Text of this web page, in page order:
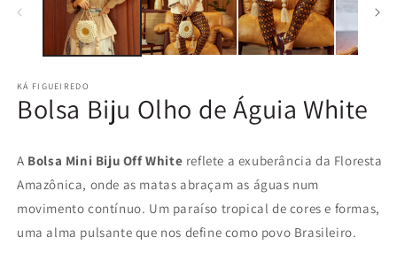
modal
KÁ FIGUEIREDO
Bolsa Biju Olho de Águia White
A Bolsa Mini Biju Off White reflete a exuberância da Floresta
Amazônica, onde as matas abraçam as águas num
movimento contínuo. Um paraíso tropical de cores e formas,
uma alma pulsante que nos define como povo Brasileiro.